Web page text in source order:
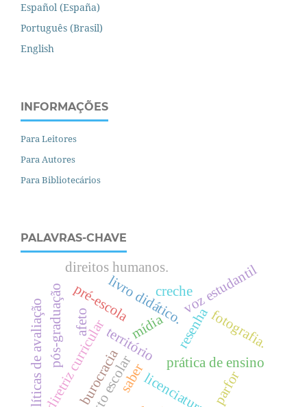
Español (España)
Português (Brasil)
English
INFORMAÇÕES
Para Leitores
Para Autores
Para Bibliotecários
PALAVRAS-CHAVE
resenha
território
diretriz curricular prática de ensino
texto escolar
políticas de avaliaçãopós-graduação
saber
mídia
livro didático.
direitos humanos.
licenciaturas parfor
voz estudantil
pré-escola creche
fotografia.
afeto
burocracia